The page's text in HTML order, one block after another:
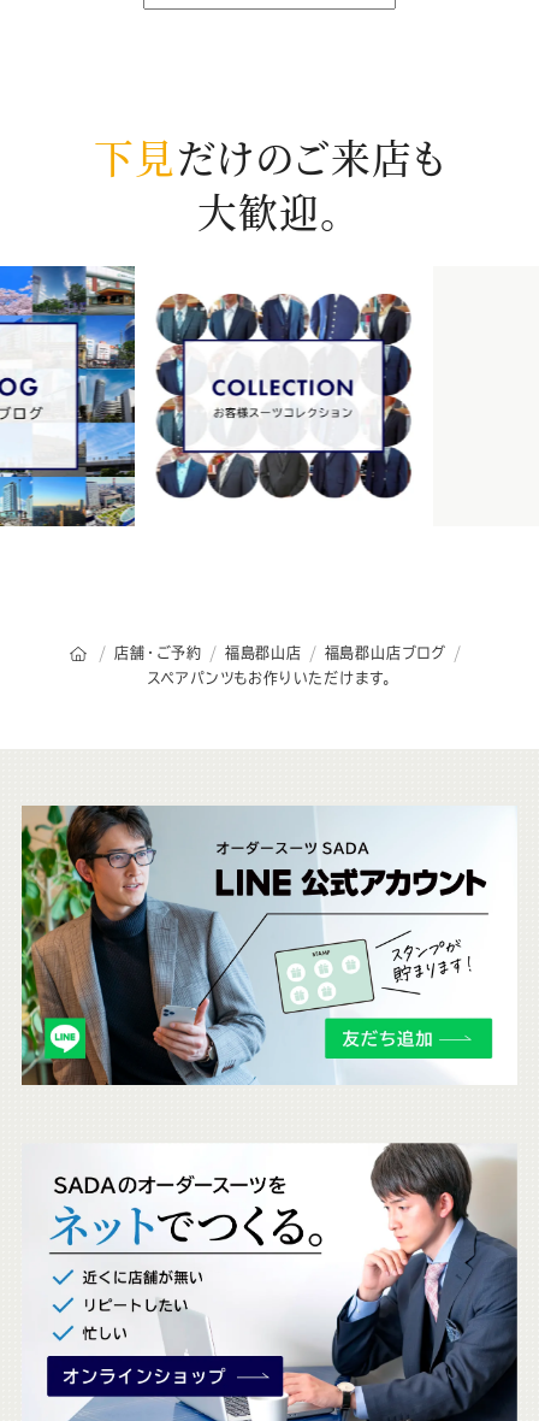
下見だけのご来店も
大歓迎。
オーダースーツSADAのトップページ
店舗・ご予約 福島郡山店
福島郡山店ブログ
スペアパンツもお作りいただけます。
こ
ち
ら
も
チ
ェ